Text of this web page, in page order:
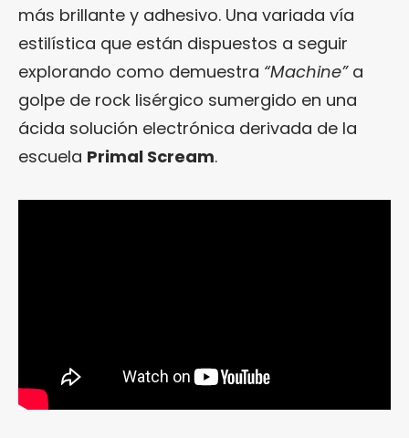
más brillante y adhesivo. Una variada vía
estilística que están dispuestos a seguir
explorando como demuestra “Machine”a
golpe de rock lisérgico sumergido en una
ácida solución electrónica derivada de la
escuela Primal Scream.